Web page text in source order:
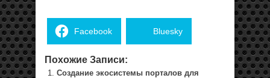
Facebook Bluesky
Похожие Записи:
Создание экосистемы порталов для